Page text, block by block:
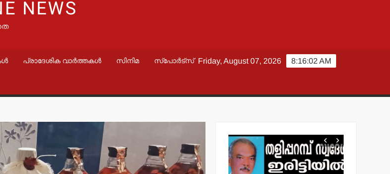
NEWS
പ്രാദേശിക വാർത്തകൾ സിനിമ സ്പോർട്സ് 8:16:03 AM
Friday, August 07, 2026